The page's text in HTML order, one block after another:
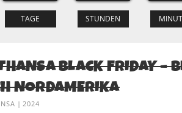
BLACK FRIDAY –
NORDAMERIKA
| 2024